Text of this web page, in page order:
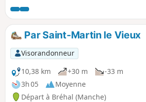
descentes !
Par Saint-Martin le Vieux
Visorandonneur
10,38 km
+30 m
-33 m
3h 05
Moyenne
Départ à Bréhal (Manche)